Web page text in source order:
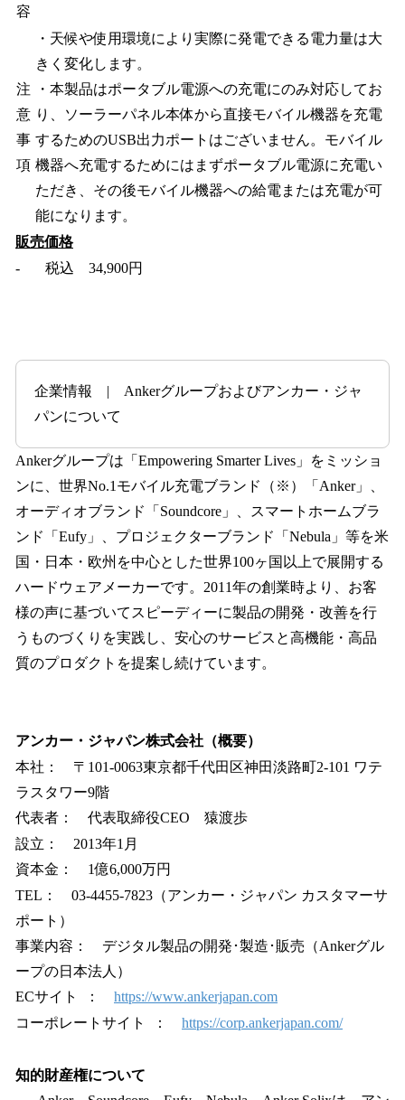
容
注
意
事
項
・天候や使用環境により実際に発電できる電力量は大
きく変化します。
・本製品はポータブル電源への充電にのみ対応してお
り、ソーラーパネル本体から直接モバイル機器を充電
するためのUSB出力ポートはございません。モバイル
機器へ充電するためにはまずポータブル電源に充電い
ただき、その後モバイル機器への給電または充電が可
能になります。
販売価格
- 税込 34,900円
企業情報 | Ankerグループおよびアンカー・ジャ
パンについて
Ankerグループは「Empowering Smarter Lives」をミッショ
ンに、世界No.1モバイル充電ブランド（※）「Anker」、
オーディオブランド「Soundcore」、スマートホームブラ
ンド「Eufy」、プロジェクターブランド「Nebula」等を米
国・日本・欧州を中心とした世界100ヶ国以上で展開する
ハードウェアメーカーです。2011年の創業時より、お客
様の声に基づいてスピーディーに製品の開発・改善を行
うものづくりを実践し、安心のサービスと高機能・高品
質のプロダクトを提案し続けています。
アンカー・ジャパン株式会社（概要）
本社： 〒101-0063東京都千代田区神田淡路町2-101 ワテ
ラスタワー9階
代表者： 代表取締役CEO 猿渡歩
設立： 2013年1月
資本金： 1億6,000万円
TEL： 03-4455-7823（アンカー・ジャパン カスタマーサ
ポート）
事業内容： デジタル製品の開発･製造･販売（Ankerグル
ープの日本法人）
ECサイト ： https://www.ankerjapan.com
コーポレートサイト ： https://corp.ankerjapan.com/
知的財産権について